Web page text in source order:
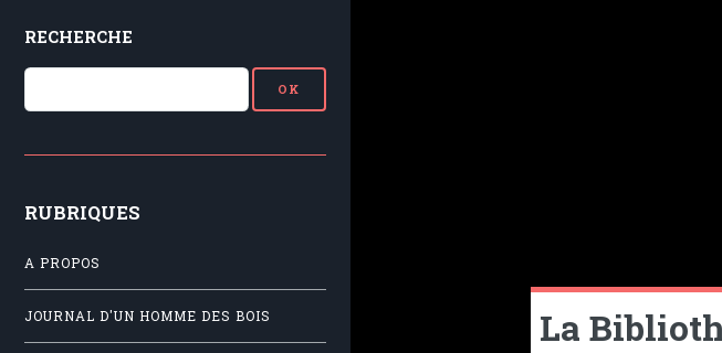
RECHERCHE
RUBRIQUES
A PROPOS
JOURNAL D'UN HOMME DES BOIS
La